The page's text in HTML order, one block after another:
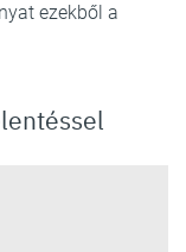
ezekből a